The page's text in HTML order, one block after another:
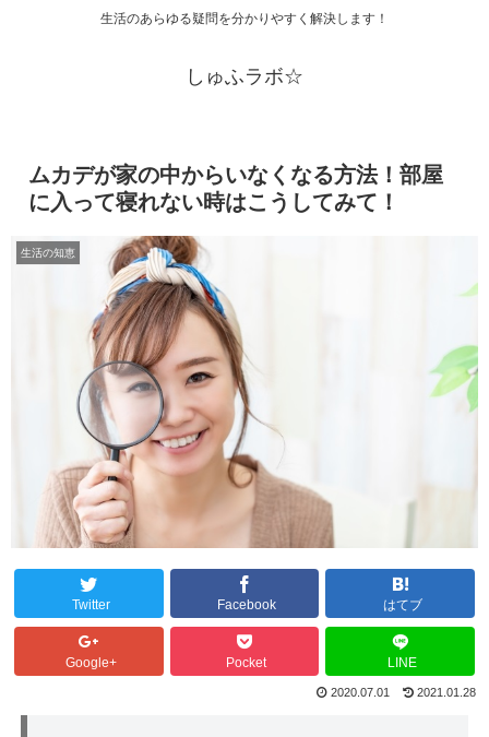
生活のあらゆる疑問を分かりやすく解決します！
しゅふラボ☆
ムカデが家の中からいなくなる方法！部屋
に入って寝れない時はこうしてみて！
生活の知恵
Twitter Facebook はてブ
Google+ Pocket LINE
2020.07.01 2021.01.28